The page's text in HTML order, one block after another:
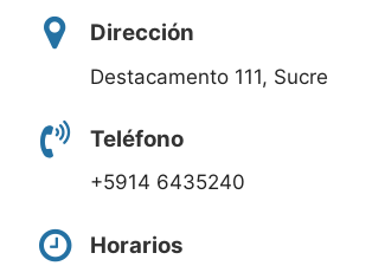
Dirección
Destacamento 111, Sucre
Teléfono
+5914 6435240
Horarios